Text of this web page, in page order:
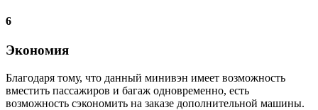
6
Экономия
Благодаря тому, что данный минивэн имеет возможность
вместить пассажиров и багаж одновременно, есть
возможность сэкономить на заказе дополнительной машины.